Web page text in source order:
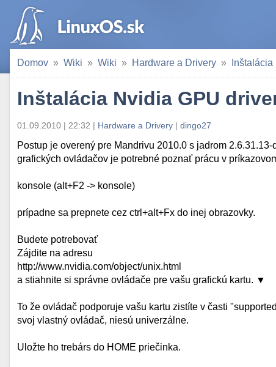
Domov Wiki Wiki Hardware a Drivery
Inštalácia Nvidia GPU
01.09.2010 | 22:32 | Hardware a Drivery | dingo27
Postup je overený pre Mandrivu 2010.0 s jadrom
grafických ovládačov je potrebné poznať prácu v
konsole (alt+F2 -> konsole)
prípadne sa prepnete cez ctrl+alt+Fx do inej obrazovky.
Budete potrebovať
Zájdite na adresu
http://www.nvidia.com/object/unix.html
a stiahnite si správne ovládače pre vašu grafickú kartu. ▼
To že ovládač podporuje vašu kartu zistíte v časti
svoj vlastný ovládač, niesú univerzálne.
Uložte ho trebárs do HOME priečinka.